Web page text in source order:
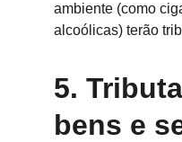
ambiente (como
alcoólicas) terão
5.
bens e